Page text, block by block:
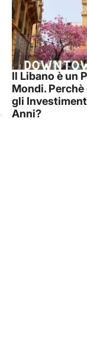
Il Libano è un
Mondi.
gli
Anni?